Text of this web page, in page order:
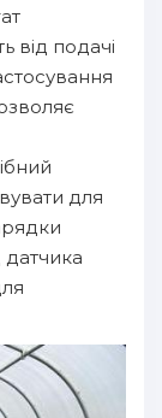
від подачі
для
датчика